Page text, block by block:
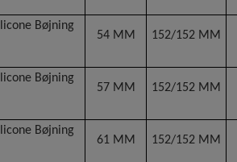
Slangesamlere
& fittings
spejle, spejlarme & fittings
/ Styrestænger
Spændebånd
Bøjning
54 MM 152/152 MM
Bøjning
57 MM 152/152 MM
Bøjning
61 MM 152/152 MM